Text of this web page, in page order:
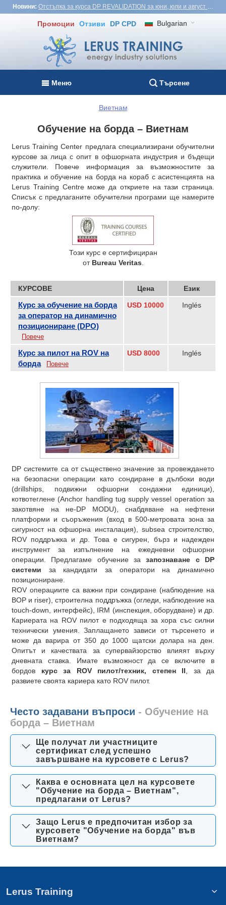
Новини: Отстъпка за курса DP REVALIDATION за юни, юли и август - USD1,000! Виетнам, Турция, Малайзия
Промоции Отзиви DP CPD Bulgarian
Меню Търсене
Виетнам
Обучение на борда – Виетнам
Lerus Training Center предлага специализирани обучителни
курсове за лица с опит в офшорната индустрия и бъдещи
служители. Повече информация за възможностите за
практика и обучение на борда на кораб с асистенцията на
Lerus Training Centre може да откриете на тази страница.
Списък с предлаганите обучителни програми ще намерите
по-долу:
Този курс е сертифициран
от Bureau Veritas
КУРСОВЕ Цена Език
Курс за обучение на борда
за оператор на динамично
позициониране (DPO)
Повече
USD 10000 Inglés
Курс за пилот на ROV на
борда
Повече
USD 8000 Inglés
DP системите са от съществено значение за провеждането
на безопасни операции като сондиране в дълбоки води
(drillships, подвижни офшорни сондажни единици),
котвотеглене (Anchor handling tug supply vessel operation за
закотвяне на не-DP MODU), снабдяване на нефтени
платформи и съоръжения (вход в 500-метровата зона за
сигурност на офшорна инсталация), subsea строителство,
ROV поддръжка и др. Това е сигурен, бърз и надежден
инструмент за изпълнение на ежедневни офшорни
операции. Предлагаме обучение зазапознаване с DP
системи за кандидати за оператори на динамично
позициониране.
ROV операциите са важни при сондиране (наблюдение на
BOP и riser), строителна поддръжка (огледи, наблюдение на
touch-down, интерфейс), IRM (инспекция, оборудване) и др.
Кариерата на ROV пилот е подходяща за хора със силни
технически умения. Заплащането зависи от търсенето и
може да варира от 350 до 1000 щатски долара на ден.
Опитът и качествата за супервайзорство влияят върху
дневната ставка. Имате възможност да се включите в
бордов курс за ROV пилот/техник, степен II , за да
развиете своята кариера като ROV пилот.
Често задавани въпроси - Обучение на
борда – Виетнам
Ще получат ли участниците
сертификат след успешно
завършване на курсовете с Lerus?
Каква е основната цел на курсовете
"Обучение на борда – Виетнам",
предлагани от Lerus?
Защо Lerus е предпочитан избор за
курсовете "Обучение на борда" във
Виетнам?
Lerus Training